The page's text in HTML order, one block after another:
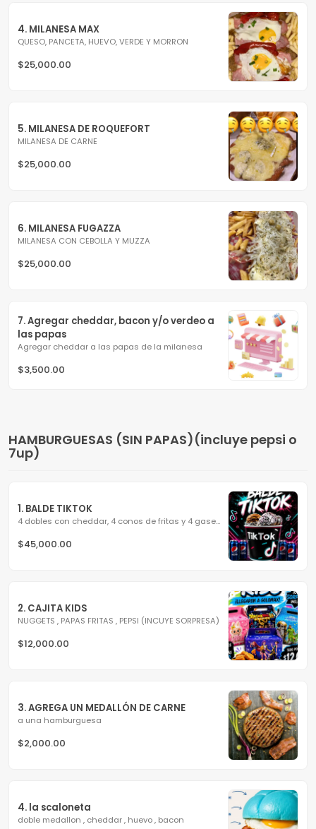
4. MILANESA MAX
QUESO, PANCETA, HUEVO, VERDE Y MORRON
$25,000.00
5. MILANESA DE ROQUEFORT
MILANESA DE CARNE
$25,000.00
6. MILANESA FUGAZZA
MILANESA CON CEBOLLA Y MUZZA
$25,000.00
7. Agregar cheddar, bacon y/o verdeo a
las papas
Agregar cheddar a las papas de la milanesa
$3,500.00
HAMBURGUESAS (SIN PAPAS)(incluye pepsi o
7up)
1. BALDE TIKTOK
4 dobles con cheddar, 4 conos de fritas y 4 gaseosas
$45,000.00
2. CAJITA KIDS
NUGGETS , PAPAS FRITAS , PEPSI (INCUYE SORPRESA)
$12,000.00
3. AGREGA UN MEDALLÓN DE CARNE
a una hamburguesa
$2,000.00
4. la scaloneta
doble medallon , cheddar , huevo , bacon